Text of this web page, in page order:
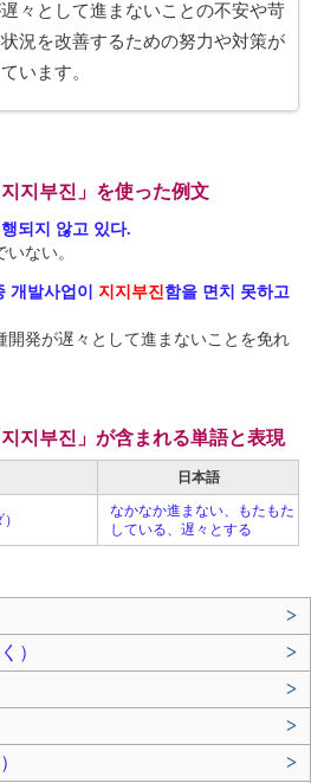
々として進まないことの不安や苛
況を改善するための努力や対策が
います。
지부진」を使った例文
되지 않고 있다.
ない。
개발사업이 지지부진함을 면치 못하고
開発が遅々として進まないことを免れ
지부진」が含まれる単語と表現
日本語
なかなか進まない、もたもた
している、遅々とする
>
）
>
>
>
>